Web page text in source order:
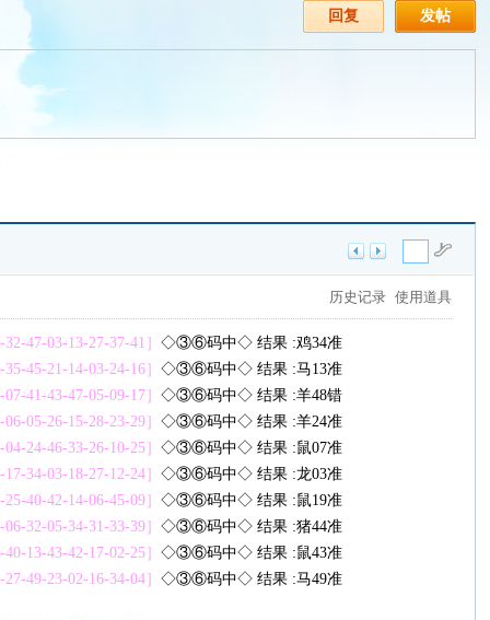
发帖
回复
历史记录 使用道具
32-47-03-13-27-37-41］◇③⑥码中◇ 结果 :鸡34准
35-45-21-14-03-24-16］◇③⑥码中◇ 结果 :马13准
07-41-43-47-05-09-17］◇③⑥码中◇ 结果 :羊48错
06-05-26-15-28-23-29］◇③⑥码中◇ 结果 :羊24准
04-24-46-33-26-10-25］◇③⑥码中◇ 结果 :鼠07准
17-34-03-18-27-12-24］◇③⑥码中◇ 结果 :龙03准
25-40-42-14-06-45-09］◇③⑥码中◇ 结果 :鼠19准
06-32-05-34-31-33-39］◇③⑥码中◇ 结果 :猪44准
40-13-43-42-17-02-25］◇③⑥码中◇ 结果 :鼠43准
27-49-23-02-16-34-04］◇③⑥码中◇ 结果 :马49准